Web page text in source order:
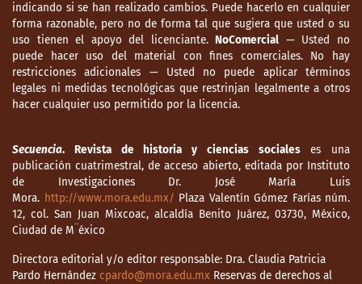
indicando si se han realizado cambios. Puede hacerlo en cualquier
forma razonable, pero no de forma tal que sugiera que usted o su
uso tienen el apoyo del licenciante.NoComercial — Usted no
puede hacer uso del material con fines comerciales. No hay
restricciones adicionales — Usted no puede aplicar términos
legales ni medidas tecnológicas que restrinjan legalmente a otros
hacer cualquier uso permitido por la licencia.
Secuencia. Revista de historia y ciencias socialeses una
publicación cuatrimestral, de acceso abierto, editada por Instituto
de Investigaciones Dr. José María Luis
Mora. http://www.mora.edu.mx/ Plaza Valentín Gómez Farías núm.
12, col. San Juan Mixcoac, alcaldía Benito Juárez, 03730, México,
Ciudad de M¨éxico
Directora editorial y/o editor responsable: Dra. Claudia Patricia
Pardo Hernández cpardo@mora.edu.mx Reservas de derechos al